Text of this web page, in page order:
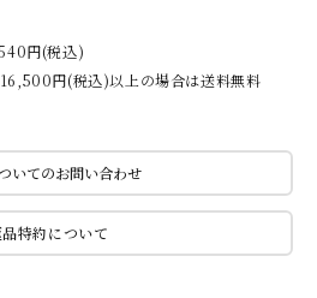
円(税込)
円(税込)以上の場合は送料無料
いてのお問い合わせ
特約について